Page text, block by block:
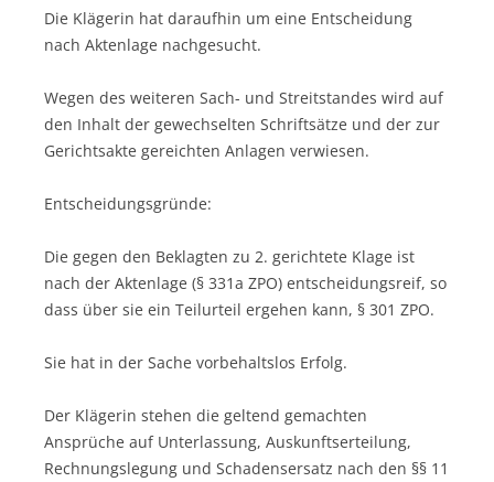
Die Klägerin hat daraufhin um eine Entscheidung
nach Aktenlage nachgesucht.
Wegen des weiteren Sach- und Streitstandes wird auf
den Inhalt der gewechselten Schriftsätze und der zur
Gerichtsakte gereichten Anlagen verwiesen.
Entscheidungsgründe:
Die gegen den Beklagten zu 2. gerichtete Klage ist
nach der Aktenlage (§ 331a ZPO) entscheidungsreif, so
dass über sie ein Teilurteil ergehen kann, § 301 ZPO.
Sie hat in der Sache vorbehaltslos Erfolg.
Der Klägerin stehen die geltend gemachten
Ansprüche auf Unterlassung, Auskunftserteilung,
Rechnungslegung und Schadensersatz nach den §§ 11